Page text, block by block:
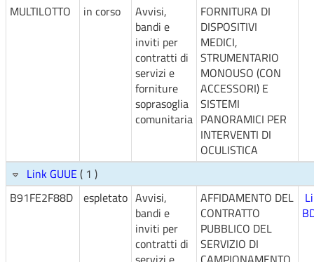
MULTILOTTO
in corso
Avvisi,
bandi e
inviti per
contratti di
servizi e
forniture
soprasoglia
comunitaria
FORNITURA DI
DISPOSITIVI
MEDICI,
STRUMENTARIO
MONOUSO (CON
ACCESSORI) E
SISTEMI
PANORAMICI PER
INTERVENTI DI
OCULISTICA
Link GUUE ( 1 )
B91FE2F88D
espletato Avvisi,
bandi e
inviti per
contratti di
AFFIDAMENTO DEL
CONTRATTO
PUBBLICO DEL
SERVIZIO DI